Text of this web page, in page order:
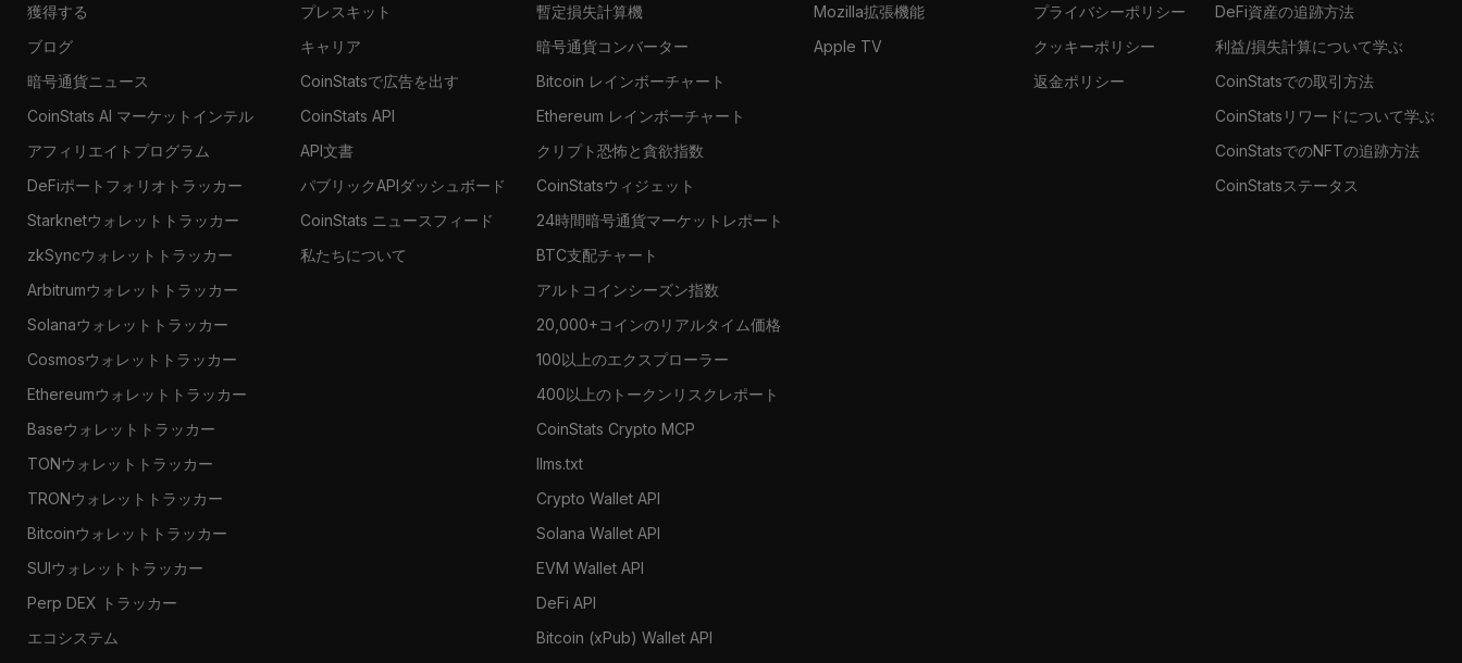
獲得する
ブログ
暗号通貨ニュース
CoinStats AI マーケットインテル
アフィリエイトプログラム
DeFiポートフォリオトラッカー
Starknetウォレットトラッカー
zkSyncウォレットトラッカー
Arbitrumウォレットトラッカー
Solanaウォレットトラッカー
Cosmosウォレットトラッカー
Ethereumウォレットトラッカー
Baseウォレットトラッカー
TONウォレットトラッカー
TRONウォレットトラッカー
Bitcoinウォレットトラッカー
SUIウォレットトラッカー
Perp DEX トラッカー
エコシステム
プレスキット
キャリア
CoinStatsで広告を出す
CoinStats API
API文書
パブリックAPIダッシュボード
CoinStats ニュースフィード
私たちについて
暫定損失計算機
暗号通貨コンバーター
Bitcoin レインボーチャート
Ethereum レインボーチャート
クリプト恐怖と貪欲指数
CoinStatsウィジェット
24時間暗号通貨マーケットレポート
BTC支配チャート
アルトコインシーズン指数
20,000+コインのリアルタイム価格
100以上のエクスプローラー
400以上のトークンリスクレポート
CoinStats Crypto MCP
llms.txt
Crypto Wallet API
Solana Wallet API
EVM Wallet API
DeFi API
Bitcoin (xPub) Wallet API
Mozilla拡張機能
Apple TV
プライバシーポリシー
クッキーポリシー
返金ポリシー
DeFi資産の追跡方法
利益/損失計算について学ぶ
CoinStatsでの取引方法
CoinStatsリワードについて学ぶ
CoinStatsでのNFTの追跡方法
CoinStatsステータス